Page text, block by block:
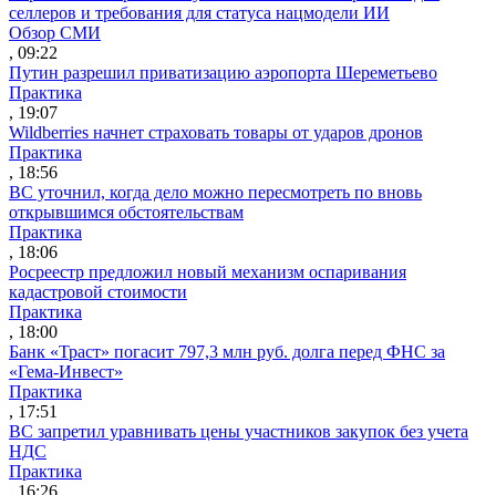
селлеров и требования для статуса нацмодели ИИ
Обзор СМИ
, 09:22
Путин разрешил приватизацию аэропорта Шереметьево
Практика
, 19:07
Wildberries начнет страховать товары от ударов дронов
Практика
, 18:56
ВС уточнил, когда дело можно пересмотреть по вновь
открывшимся обстоятельствам
Практика
, 18:06
Росреестр предложил новый механизм оспаривания
кадастровой стоимости
Практика
, 18:00
Банк «Траст» погасит 797,3 млн руб. долга перед ФНС за
«Гема-Инвест»
Практика
, 17:51
ВС запретил уравнивать цены участников закупок без учета
НДС
Практика
, 16:26